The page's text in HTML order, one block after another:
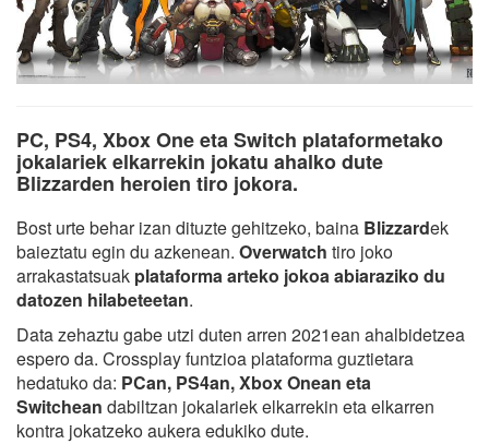
PC, PS4, Xbox One eta Switch plataformetako
jokalariek elkarrekin jokatu ahalko dute
Blizzarden heroien tiro jokora.
Bost urte behar izan dituzte gehitzeko, baina Blizzardek
baieztatu egin du azkenean. Overwatch tiro joko
arrakastatsuak plataforma arteko jokoa abiaraziko du
datozen hilabeteetan.
Data zehaztu gabe utzi duten arren 2021ean ahalbidetzea
espero da. Crossplay funtzioa plataforma guztietara
hedatuko da: PCan, PS4an, Xbox Onean eta
Switchean dabiltzan jokalariek elkarrekin eta elkarren
kontra jokatzeko aukera edukiko dute.